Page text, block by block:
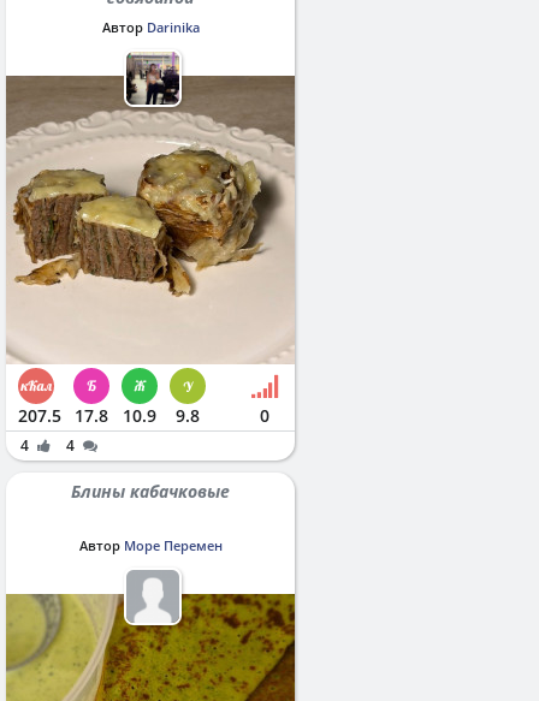
Автор Darinika
207.5 17.8 10.9 9.8 0
4 4
Блины кабачковые
Автор Море Перемен